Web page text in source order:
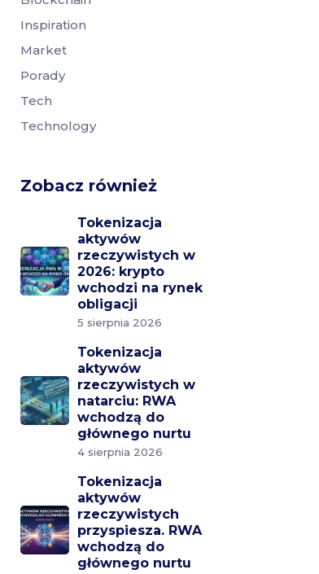
Inspiration
Market
Porady
Tech
Technology
Zobacz również
Tokenizacja
aktywów
rzeczywistych w
2026: krypto
wchodzi na rynek
obligacji
5 sierpnia 2026
Tokenizacja
aktywów
rzeczywistych w
natarciu: RWA
wchodzą do
głównego nurtu
4 sierpnia 2026
Tokenizacja
aktywów
rzeczywistych
przyspiesza. RWA
wchodzą do
głównego nurtu